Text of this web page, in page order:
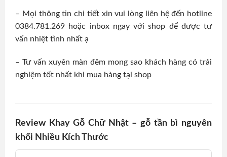
– Mọi thông tin chi tiết xin vui lòng liên hệ đến hotline
0384.781.269 hoặc inbox ngay với shop để được tư
vấn nhiệt tình nhất ạ
– Tư vấn xuyên màn đêm mong sao khách hàng có trải
nghiệm tốt nhất khi mua hàng tại shop
Review Khay Gỗ Chữ Nhật – gỗ tần bì nguyên
khối Nhiều Kích Thước